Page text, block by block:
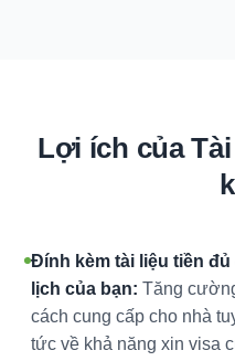
Lợi ích của
Đính kèm tài liệu tiền
lịch của bạn: Tăng
cách cung cấp cho nhà
tức về khả năng xin visa